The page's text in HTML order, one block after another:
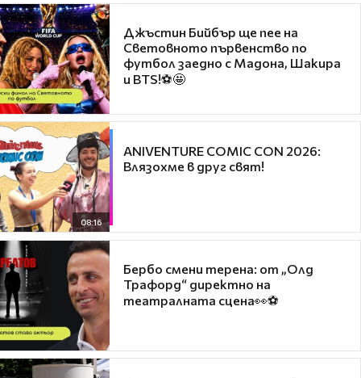
Джъстин Бийбър ще пее на
Световното първенство по
футбол заедно с Мадона, Шакира
и BTS!⚽🤩
08:16
ANIVENTURE COMIC CON 2026:
Влязохме в друг свят!
Бербо смени терена: от „Олд
Трафорд“ директно на
театралната сцена👀⚽